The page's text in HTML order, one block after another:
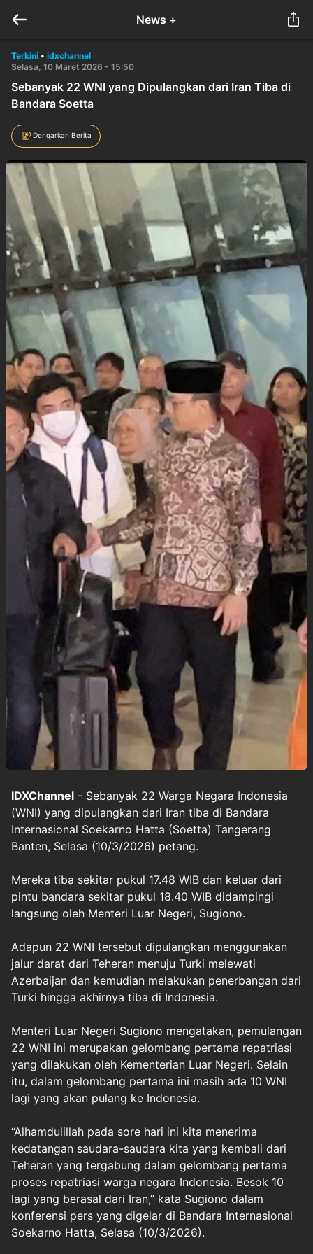
News +
Terkini • idxchannel
Selasa, 10 Maret 2026 - 15:50
Sebanyak 22 WNI yang Dipulangkan dari Iran Tiba di
Bandara Soetta
Dengarkan Berita
IDXChannel - Sebanyak 22 Warga Negara Indonesia
(WNI) yang dipulangkan dari Iran tiba di Bandara
Internasional Soekarno Hatta (Soetta) Tangerang
Banten, Selasa (10/3/2026) petang.
Mereka tiba sekitar pukul 17.48 WIB dan keluar dari
pintu bandara sekitar pukul 18.40 WIB didampingi
langsung oleh Menteri Luar Negeri, Sugiono.
Adapun 22 WNI tersebut dipulangkan menggunakan
jalur darat dari Teheran menuju Turki melewati
Azerbaijan dan kemudian melakukan penerbangan dari
Turki hingga akhirnya tiba di Indonesia.
Menteri Luar Negeri Sugiono mengatakan, pemulangan
22 WNI ini merupakan gelombang pertama repatriasi
yang dilakukan oleh Kementerian Luar Negeri. Selain
itu, dalam gelombang pertama ini masih ada 10 WNI
lagi yang akan pulang ke Indonesia.
“Alhamdulillah pada sore hari ini kita menerima
kedatangan saudara-saudara kita yang kembali dari
Teheran yang tergabung dalam gelombang pertama
proses repatriasi warga negara Indonesia. Besok 10
lagi yang berasal dari Iran,” kata Sugiono dalam
konferensi pers yang digelar di Bandara Internasional
Soekarno Hatta, Selasa (10/3/2026).